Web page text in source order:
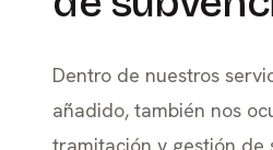
Dentro de nuestros
añadido, también nos